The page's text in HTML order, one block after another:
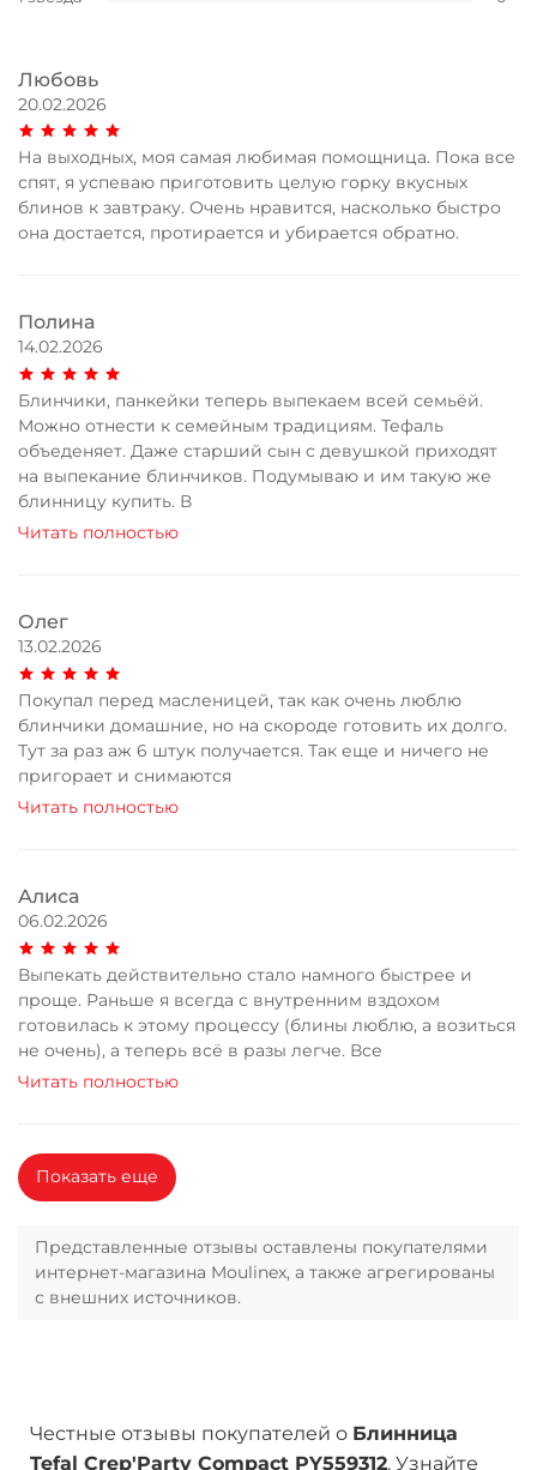
Любовь
20.02.2026
На выходных, моя самая любимая помощница. Пока все
спят, я успеваю приготовить целую горку вкусных
блинов к завтраку. Очень нравится, насколько быстро
она достается, протирается и убирается обратно.
Полина
14.02.2026
Блинчики, панкейки теперь выпекаем всей семьёй.
Можно отнести к семейным традициям. Тефаль
объеденяет. Даже старший сын с девушкой приходят
на выпекание блинчиков. Подумываю и им такую же
блинницу купить. В
Читать полностью
Олег
13.02.2026
Покупал перед масленицей, так как очень люблю
блинчики домашние, но на скороде готовить их долго.
Тут за раз аж 6 штук получается. Так еще и ничего не
пригорает и снимаются
Читать полностью
Алиса
06.02.2026
Выпекать действительно стало намного быстрее и
проще. Раньше я всегда с внутренним вздохом
готовилась к этому процессу (блины люблю, а возиться
не очень), а теперь всё в разы легче. Все
Читать полностью
Показать еще
Представленные отзывы оставлены покупателями
интернет-магазина Moulinex, а также агрегированы
с внешних источников.
Честные отзывы покупателей о Блинница
Tefal Crep'Party Compact PY559312. Узнайте